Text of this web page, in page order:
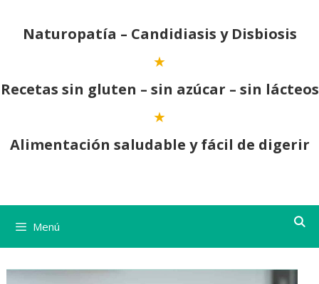
contenido
Naturopatía – Candidiasis y Disbiosis
Recetas sin gluten – sin azúcar – sin lácteos
Alimentación saludable y fácil de digerir
Menú